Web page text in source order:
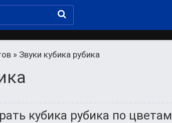
» Звуки кубика рубика
кубика рубика по цветам